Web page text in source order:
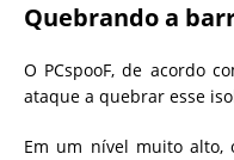
Quebrando a
O PCspooF, de acordo
ataque a quebrar esse
Em um nível muito alto,